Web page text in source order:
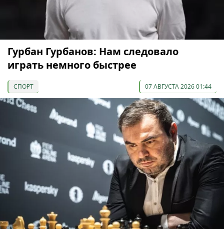
Гурбан Гурбанов: Нам следовало
играть немного быстрее
СПОРТ 07 АВГУСТА 2026 01:44